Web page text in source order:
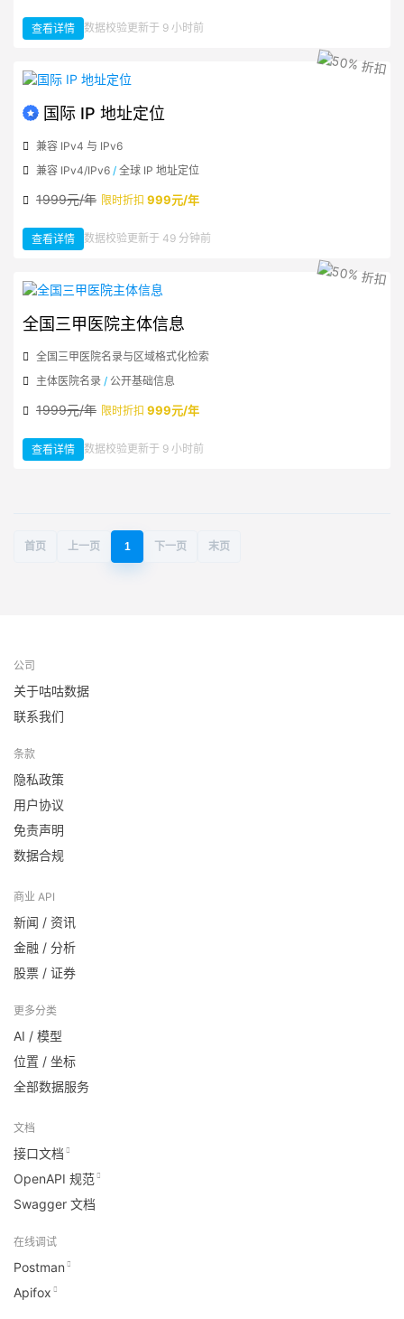
查看详情 ：
国
基
础
信
数
据
数据校验更新于 9 小时前
国际 IP 地址定位
兼容 IPv4 与 IPv6
兼容 IPv4/IPv6 / 全球 IP 地址定位
1999元/年 限时折扣 999元/年
查看详情 ：
国
址
定
位
数据校验更新于 49 分钟前
全国三甲医院主体信息
全国三甲医院名录与区域格式化检索
主体医院名录 / 公开基础信息
1999元/年 限时折扣 999元/年
查看详情 ：
全
息
数据校验更新于 9 小时前
首页 上一页 1 下一页 末页
公司
关于咕咕数据
联系我们
条款
隐私政策
用户协议
免责声明
数据合规
商业 API
新闻 / 资讯
金融 / 分析
股票 / 证券
更多分类
AI / 模型
位置 / 坐标
全部数据服务
文档
接口文档
OpenAPI 规范
Swagger 文档
在线调试
Postman
Apifox